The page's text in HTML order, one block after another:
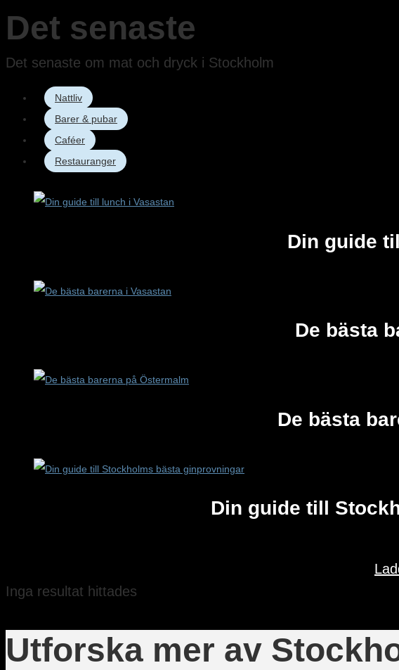
Det senaste
Det senaste om mat och dryck i Stockholm
Nattliv
Barer & pubar
Caféer
Restauranger
Din guide
De bästa
De bästa
Din guide till
Inga resultat hittades
Utforska mer av